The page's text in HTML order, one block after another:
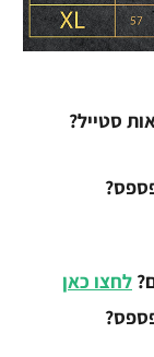
סטייל?
לחצו כאן